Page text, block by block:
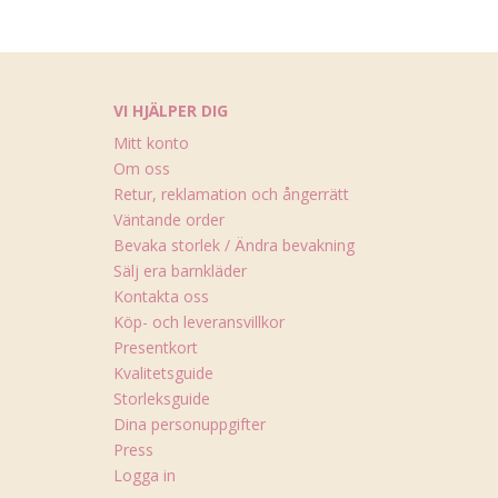
VI HJÄLPER DIG
Mitt konto
Om oss
Retur, reklamation och ångerrätt
Väntande order
Bevaka storlek / Ändra bevakning
Sälj era barnkläder
Kontakta oss
Köp- och leveransvillkor
Presentkort
Kvalitetsguide
Storleksguide
Dina personuppgifter
Press
Logga in